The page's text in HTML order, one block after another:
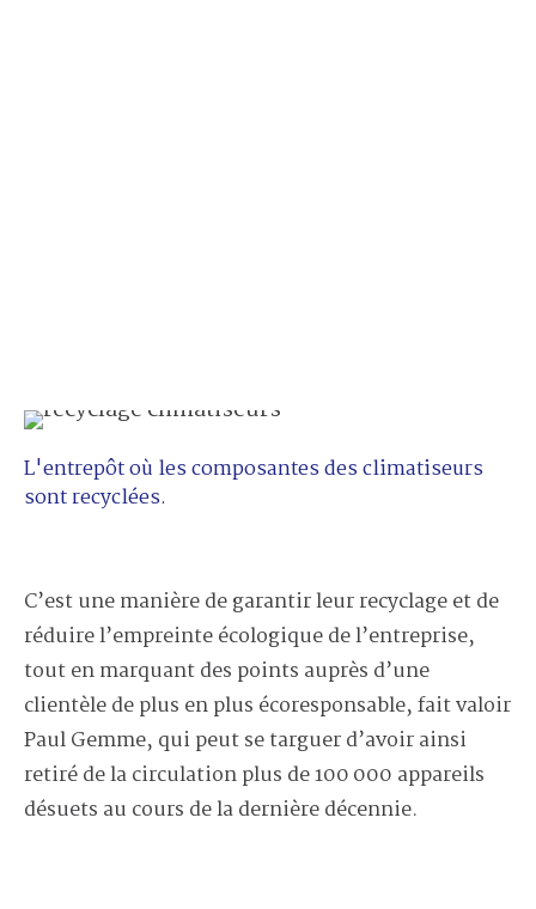
L'entrepôt où les composantes des climatiseurs
sont recyclées.
C’est une manière de garantir leur recyclage et de
réduire l’empreinte écologique de l’entreprise,
tout en marquant des points auprès d’une
clientèle de plus en plus écoresponsable, fait valoir
Paul Gemme, qui peut se targuer d’avoir ainsi
retiré de la circulation plus de 100 000 appareils
désuets au cours de la dernière décennie.